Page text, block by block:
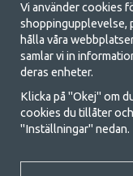
Att campa kan
för ett gemensamt
med att campa så
Vi använder cookies
shoppingupplevelse,
hålla våra
samlar vi in
deras enheter.
Klicka på "Okej" om
cookies du tillåter
"Inställningar" nedan.